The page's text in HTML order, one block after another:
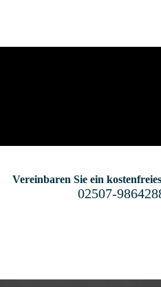
Vereinbaren Sie ein
02507-